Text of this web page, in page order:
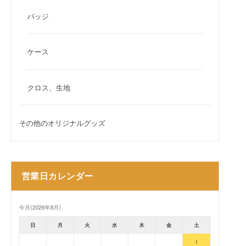
バッジ
ケース
クロス、生地
その他のオリジナルグッズ
営業日カレンダー
今月(2026年8月)
日 月 火 水 木 金 土
1